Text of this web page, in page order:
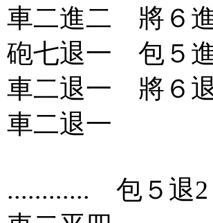
車二進二 將６
砲七退一 包５
車二退一 將６
車二退一
............ 包５退2